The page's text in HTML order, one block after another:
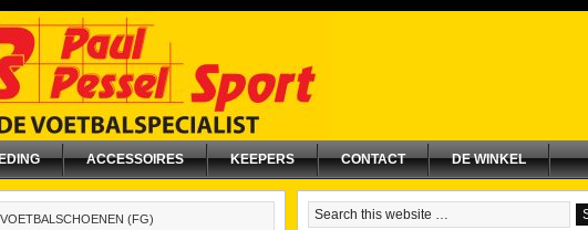
ACCESSOIRES KEEPERS CONTACT DE WINKEL
(FG)